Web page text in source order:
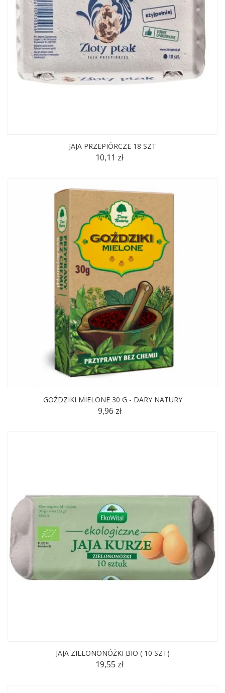
JAJA PRZEPIÓRCZE 18 SZT
10,11 zł
GOŹDZIKI MIELONE 30 G - DARY NATURY
9,96 zł
JAJA ZIELONONÓŻKI BIO ( 10 SZT)
19,55 zł